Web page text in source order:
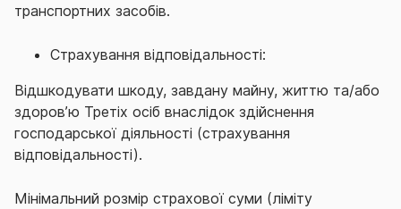
транспортних засобів.
Страхування відповідальності:
Відшкодувати шкоду, завдану майну, життю та/або
здоров’ю Третіх осіб внаслідок здійснення
господарської діяльності (страхування
відповідальності).
Мінімальний розмір страхової суми (ліміту